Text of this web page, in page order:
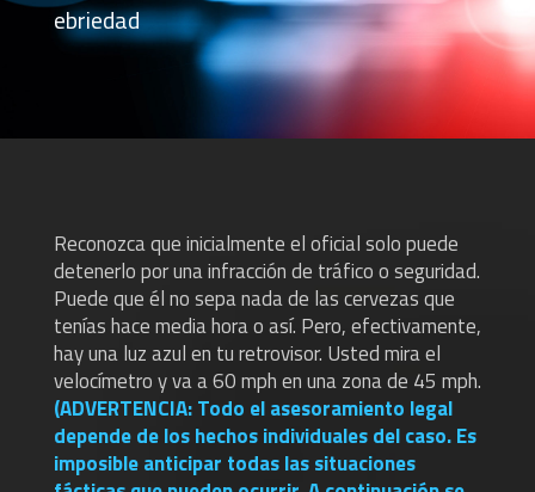
ebriedad
Reconozca que inicialmente el oficial solo puede
detenerlo por una infracción de tráfico o seguridad.
Puede que él no sepa nada de las cervezas que
tenías hace media hora o así. Pero, efectivamente,
hay una luz azul en tu retrovisor. Usted mira el
velocímetro y va a 60 mph en una zona de 45 mph.
(ADVERTENCIA: Todo el asesoramiento legal
depende de los hechos individuales del caso. Es
imposible anticipar todas las situaciones